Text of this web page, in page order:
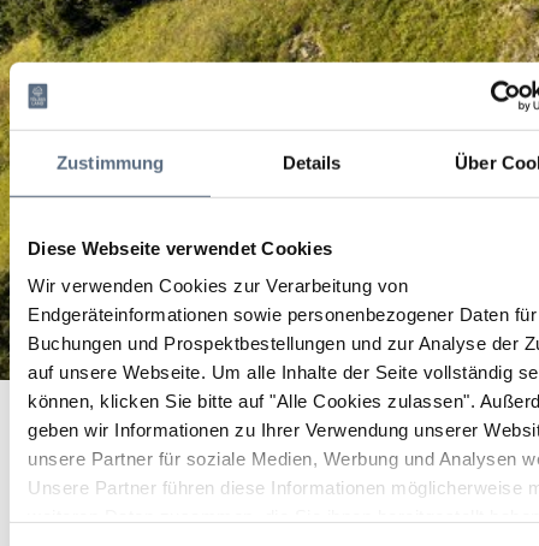
Zustimmung Details Über
Diese Webseite verwendet Cookies
Wir verwenden Cookies zur Verarbeitung von
Endgeräteinformationen sowie personenbezogener Daten
Buchungen und Prospektbestellungen und zur Analyse der
auf unsere Webseite. Um alle Inhalte der Seite vollständig
können, klicken Sie bitte auf "Alle Cookies zulassen".
geben wir Informationen zu Ihrer Verwendung unserer
unsere Partner für soziale Medien, Werbung und Analysen
Unsere Partner führen diese Informationen möglicherweise
KIDS-WingTsun - Selbstverteidigung (6-8 Jahre)
Startseite KIDS-WingTsun - Selbstverteidigung (6-8 Jahre)
KIDS-WingTsun -
Selbstverteidigung (6-8